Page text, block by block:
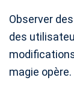
Observer
des
magie opère.